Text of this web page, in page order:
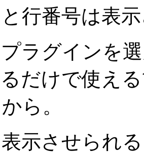
行番号は表
ラグインを
だけで使え
ら。
示させられ